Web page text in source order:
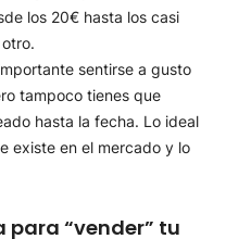
los 20€ hasta los casi
sentirse a gusto
tampoco tienes que
hasta la fecha. Lo ideal
existe en el mercado y lo
para “vender” tu